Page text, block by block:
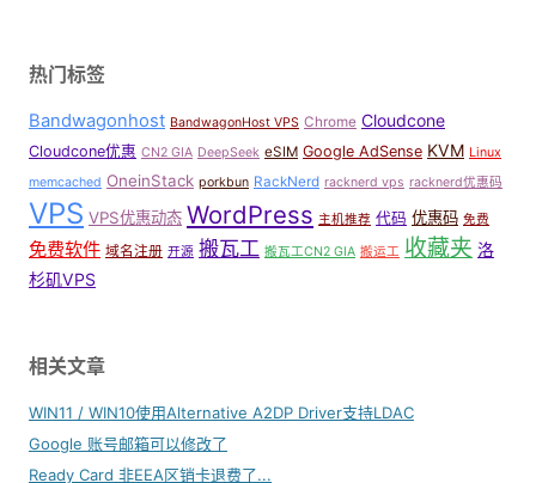
热门标签
Bandwagonhost BandwagonHost VPS Chrome Cloudcone
Cloudcone优惠 CN2 GIA DeepSeek eSIM Google AdSense KVM Linux
memcached OneinStack porkbun RackNerd racknerd vps racknerd优惠码
VPS VPS优惠动态 WordPress 主机推荐 代码 优惠码 免费
免费软件 域名注册 开源 搬瓦工 搬瓦工CN2 GIA 搬运工 收藏夹 洛
杉矶VPS
相关文章
WIN11 / WIN10使用Alternative A2DP Driver支持LDAC
Google 账号邮箱可以修改了
Ready Card 非EEA区销卡退费了...